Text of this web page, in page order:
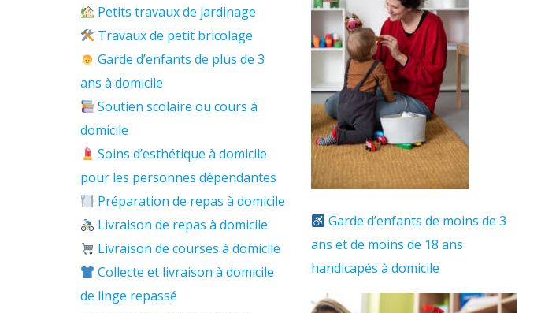
Petits travaux de jardinage
Travaux de petit bricolage
Garde d’enfants de plus de 3
ans à domicile
Soutien scolaire ou cours à
domicile
Soins d’esthétique à domicile
pour les personnes dépendantes
Préparation de repas à domicile
Livraison de repas à domicile
Livraison de courses à domicile
Collecte et livraison à domicile
de linge repassé
​ Garde d’enfants de moins de 3
ans et de moins de 18 ans
handicapés à domicile